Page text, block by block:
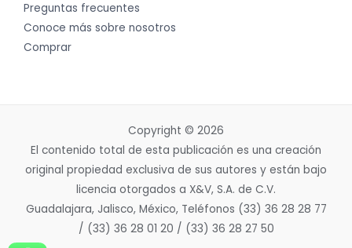
Preguntas frecuentes
Conoce más sobre nosotros
Comprar
Copyright © 2026
El contenido total de esta publicación es una creación
original propiedad exclusiva de sus autores y están bajo
licencia otorgados a X&V, S.A. de C.V.
Guadalajara, Jalisco, México, Teléfonos (33) 36 28 28 77
/ (33) 36 28 01 20 / (33) 36 28 27 50